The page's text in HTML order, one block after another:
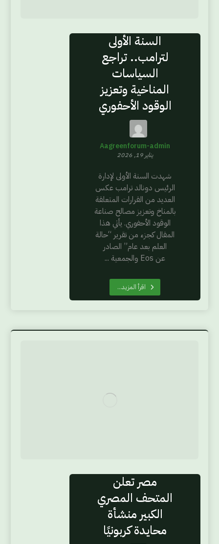
السنة الأولى
لترامب.. تراجع
السياسات
المناخية وتعزيز
الوقود الأحفوري
Aagreenforum-admin
يناير 19, 2026
شهدت السنة الأولى لإدارة
الرئيس دونالد ترامب عكس
العديد من القرارات المتعلقة
بالمناخ وتعزيز مصالح صناعة
الوقود الأحفوري. يأتي هذا
المقال كجزء من تقرير “حالة
العلم بعد عام” الصادر
عن Eos والجمعية ...
اقرأ المزيد...
مصر تعلن
المتحف المصري
الكبير منشأة
محايدة كربونيًا